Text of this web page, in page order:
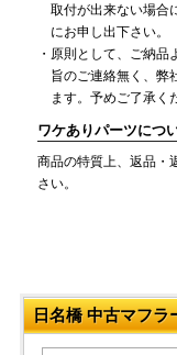
取付が出来ない場合
にお申し出下さい。
原則として、ご納品
旨のご連絡無く、弊
ます。予めご了承く
ワケありパーツにつ
商品の特質上、返品・
さい。
日名橋 中古マフラ